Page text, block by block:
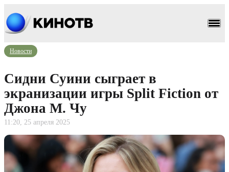
Новости
Cидни Суини сыграет в
экранизации игры Split Fiction от
Джона М. Чу
11:20, 25 апреля 2025